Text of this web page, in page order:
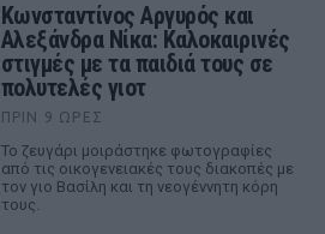
Κωνσταντίνος Αργυρός και
Αλεξάνδρα Νίκα: Καλοκαιρινές
στιγμές με τα παιδιά τους σε
πολυτελές γιοτ
ΠΡΙΝ 9 ΏΡΕΣ
Το ζευγάρι μοιράστηκε φωτογραφίες
από τις οικογενειακές τους διακοπές με
τον γιο Βασίλη και τη νεογέννητη κόρη
τους.